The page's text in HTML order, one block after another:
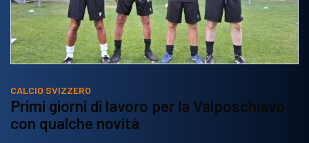
CALCIO SVIZZERO
Primi giorni di lavoro per la Valposchiavo
con qualche novità